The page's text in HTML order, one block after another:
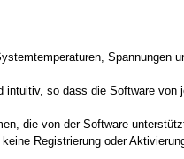
Spannungen
intuitiv, so dass die Software von
die von der Software
Registrierung oder